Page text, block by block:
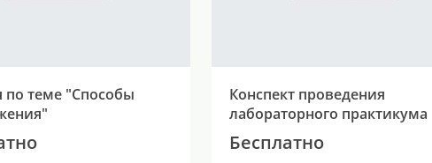
по теме "Способы
Конспект проведения
лабораторного практикума
Бесплатно